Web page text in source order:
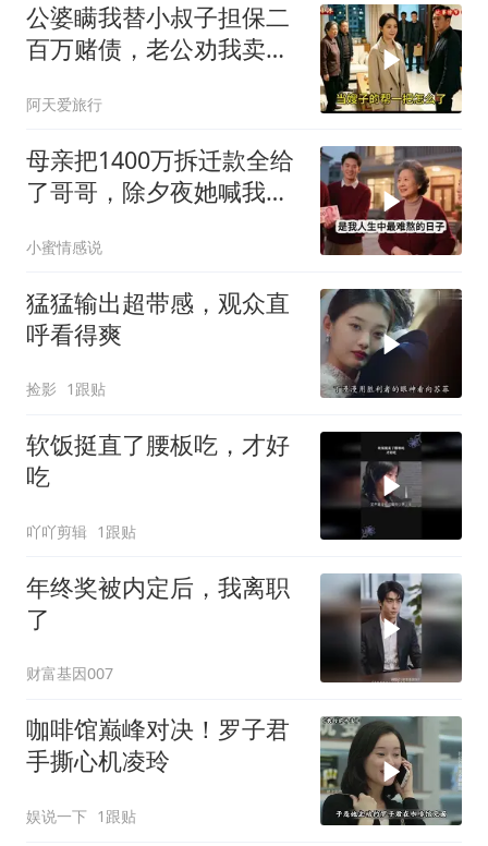
公婆瞒我替小叔子担保二
百万赌债，老公劝我卖房
阿天爱旅行
母亲把1400万拆迁款全给
了哥哥，除夕夜她喊我回
了，刚花900万给婆婆换
了套别墅
小蜜情感说
猛猛输出超带感，观众直
呼看得爽
捡影 1跟贴
软饭挺直了腰板吃，才好
吃
吖吖剪辑 1跟贴
年终奖被内定后，我离职
了
财富基因007
咖啡馆巅峰对决！罗子君
手撕心机凌玲
娱说一下 1跟贴